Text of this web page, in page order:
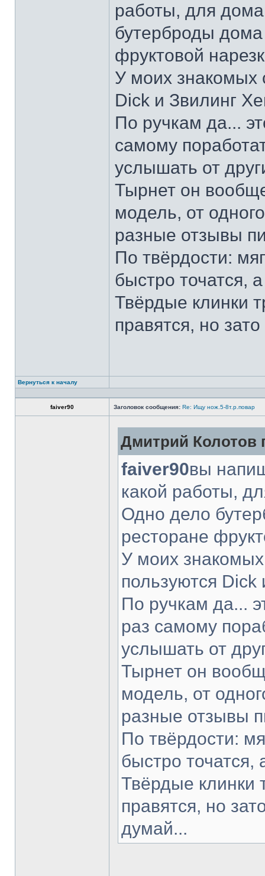
работы, для
бутерброды дома
фруктовой
У моих знакомых
Dick и Звилинг
По ручкам да...
самому
услышать от
Тырнет он
модель, от
разные отзывы
По твёрдости:
быстро точатся,
Твёрдые клинки
правятся, но
Вернуться к началу
faiver90 Заголовок сообщения: Re: Ищу нож.5-8т.р.повар
Дмитрий Колотов
faiver90вы
какой работы,
Одно дело
ресторане
У моих
пользуются Dick
По ручкам да...
раз самому
услышать от
Тырнет он
модель, от
разные отзывы
По твёрдости:
быстро точатся,
Твёрдые клинки
правятся, но
думай...